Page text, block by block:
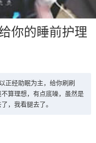
你的睡前护理
正经助眠为主，给你刷刷
算理想，有点底噪，虽然是
，我看腿去了。
洗澡。本视频的收
然是双声道但都集